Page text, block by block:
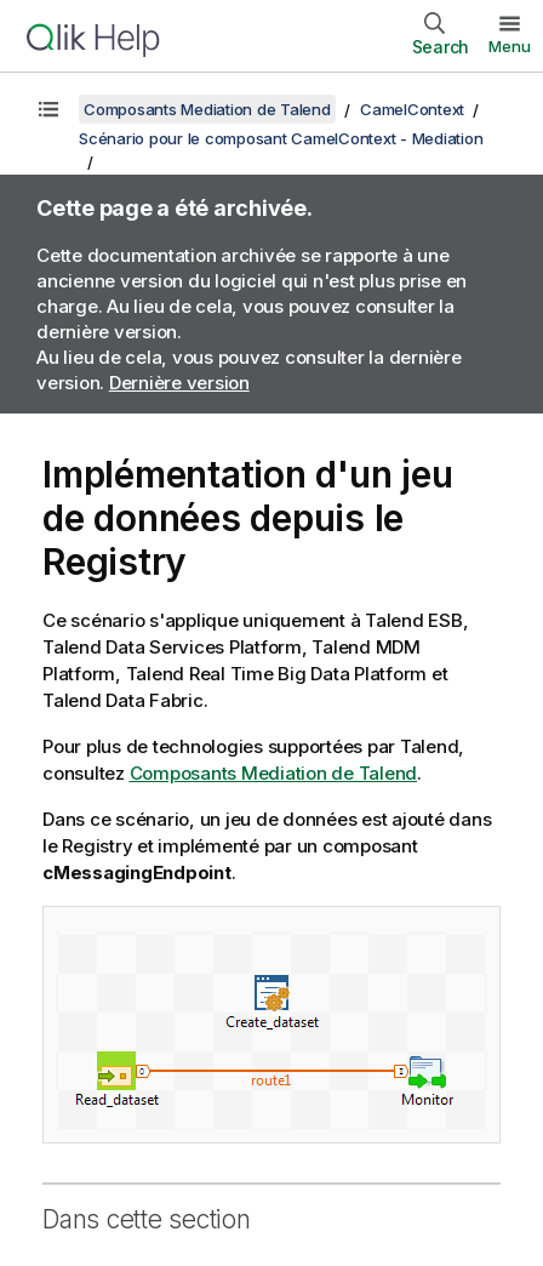
Search Menu
Composants Mediation de Talend
CamelContext
Scénario pour le composant CamelContext - Mediation
Cette page a été archivée.
Cette documentation archivée se rapporte à une
ancienne version du logiciel qui n'est plus prise en
charge. Au lieu de cela, vous pouvez consulter la
dernière version.
Au lieu de cela, vous pouvez consulter la dernière
version. Dernière version
Implémentation d'un jeu
de données depuis le
Registry
Ce scénario s'applique uniquement à Talend ESB,
Talend Data Services Platform, Talend MDM
Platform, Talend Real Time Big Data Platform et
Talend Data Fabric.
Pour plus de technologies supportées par Talend,
consultez Composants Mediation de Talend.
Dans ce scénario, un jeu de données est ajouté dans
le Registry et implémenté par un composant
cMessagingEndpoint.
Dans cette section